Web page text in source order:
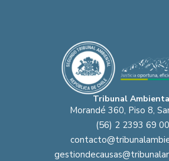
Tribunal
Morandé 360, Piso 8,
(56) 2 2393 69 00